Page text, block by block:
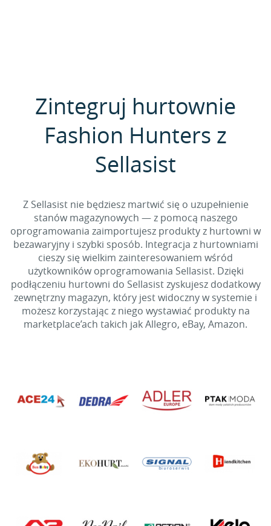
Zintegruj hurtownie
Fashion Hunters z
Sellasist
Z Sellasist nie będziesz martwić się o uzupełnienie
stanów magazynowych — z pomocą naszego
oprogramowania zaimportujesz produkty z hurtowni w
bezawaryjny i szybki sposób. Integracja z hurtowniami
cieszy się wielkim zainteresowaniem wśród
użytkowników oprogramowania Sellasist. Dzięki
podłączeniu hurtowni do Sellasist zyskujesz dodatkowy
zewnętrzny magazyn, który jest widoczny w systemie i
możesz korzystając z niego wystawiać produkty na
marketplace’ach takich jak Allegro, eBay, Amazon.